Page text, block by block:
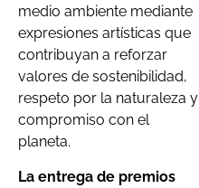
medio ambiente mediante
expresiones artísticas que
contribuyan a reforzar
valores de sostenibilidad,
respeto por la naturaleza y
compromiso con el
planeta.
La entrega de premios